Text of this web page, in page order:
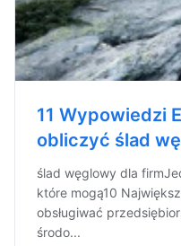
11 Wypowiedzi
obliczyć ślad
ślad węglowy dla
które mogą10
obsługiwać
środo...